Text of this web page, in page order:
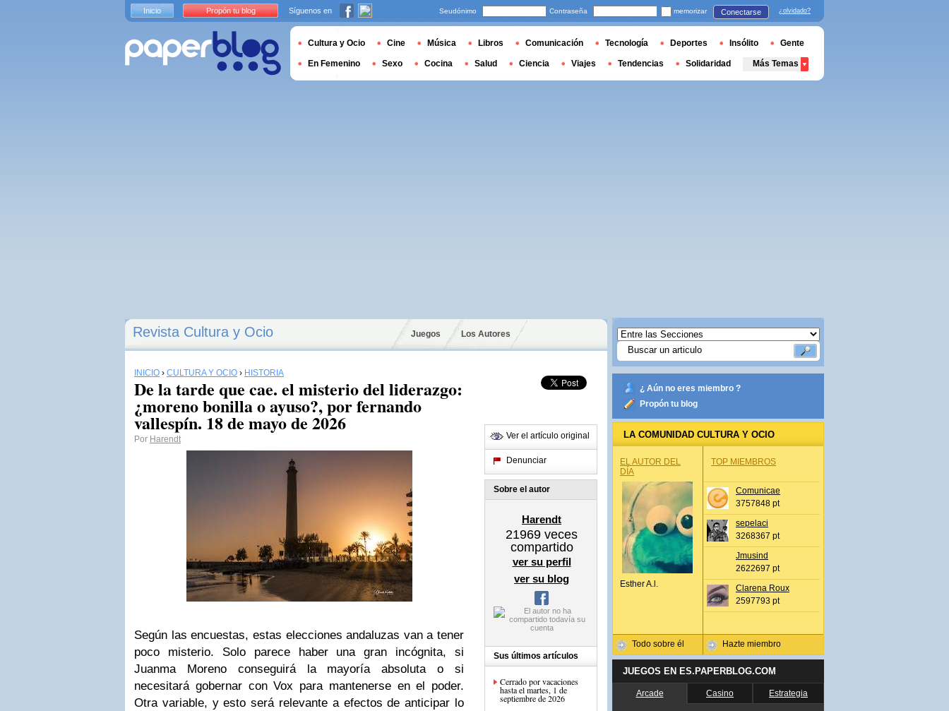
Revista Cultura y Ocio Juegos Los Autores
INICIO › CULTURA Y OCIO › HISTORIA
De la tarde que cae. el misterio del liderazgo:
¿moreno bonilla o ayuso?, por fernando
vallespín. 18 de mayo de 2026
Por Harendt
Según las encuestas, estas elecciones andaluzas van a tener
poco misterio. Solo parece haber una gran incógnita, si
Juanma Moreno conseguirá la mayoría absoluta o si
necesitará gobernar con Vox para mantenerse en el poder.
Otra variable, y esto será relevante a efectos de anticipar lo
Ver el artículo original
Denunciar
Sobre el autor
Harendt
21969 veces
compartido
ver su perfil
ver su blog
Sus últimos artículos
Cerrado por vacaciones
hasta el martes, 1 de
septiembre de 2026
¿ Aún no eres miembro ?
Propón tu blog
LA COMUNIDAD CULTURA Y OCIO
EL AUTOR DEL
DÍA
Esther A.l.
Todo sobre él
TOP MIEMBROS
Comunicae
3757848 pt
sepelaci
3268367 pt
Jmusind
2622697 pt
Clarena Roux
2597793 pt
Hazte miembro
JUEGOS EN ES.PAPERBLOG.COM
Arcade Casino Estrategia
Inicio Propón tu blog Síguenos en Seudónimo Contraseña memorizar Conectarse ¿olvidado?
Cultura y Ocio Cine Música Libros Comunicación Tecnología Deportes Insólito Gente
En Femenino Sexo Cocina Salud Ciencia Viajes Tendencias Solidaridad Más Temas